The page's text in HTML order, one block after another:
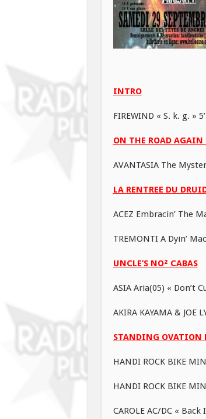
INTRO
FIREWIND « S. k. g. »
ON THE ROAD AGAIN
AVANTASIA The
LA RENTREE DU
ACEZ Embracin’ The
TREMONTI A Dyin’
UNCLE’S NO² CABAS
ASIA Aria(05) « Don’t
AKIRA KAYAMA & JOE
STANDING OVATION
HANDI ROCK BIKE
HANDI ROCK BIKE
CAROLE AC/DC « Back